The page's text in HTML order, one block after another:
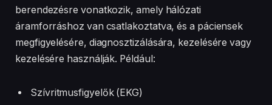
berendezésre vonatkozik, amely hálózati
áramforráshoz van csatlakoztatva, és a páciensek
megfigyelésére, diagnosztizálására, kezelésére vagy
kezelésére használják. Például:
Szívritmusfigyelők (EKG)